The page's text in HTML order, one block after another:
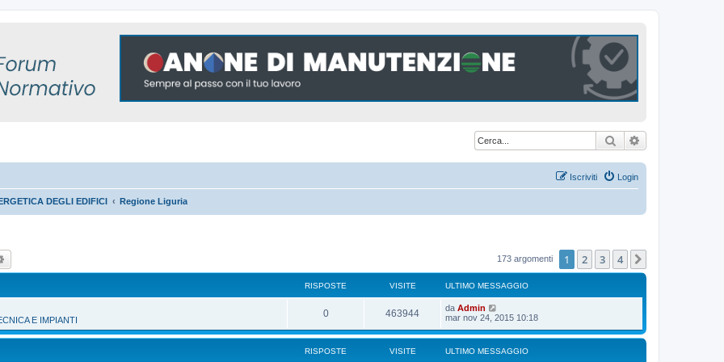
Cerca
Login
Iscriviti
DEGLI EDIFICI Regione Liguria
173 argomenti 1 2 3 4
RISPOSTE VISITE ULTIMO MESSAGGIO
E IMPIANTI
0R
i
s
463944V
i
U
l
i
o
da Admin
mar nov 24, 2015 10:18
RISPOSTE VISITE ULTIMO MESSAGGIO